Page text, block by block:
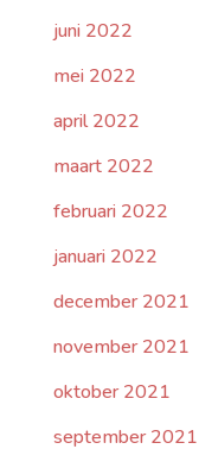
juni 2022
mei 2022
april 2022
maart 2022
februari 2022
januari 2022
december 2021
november 2021
oktober 2021
september 2021